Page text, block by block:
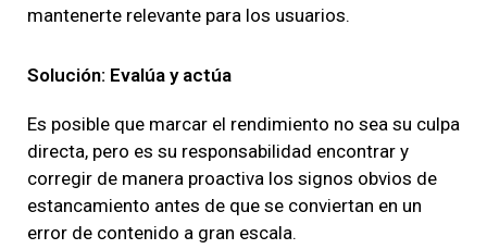
mantenerte relevante para los usuarios.
Solución: Evalúa y actúa
Es posible que marcar el rendimiento no sea su culpa
directa, pero es su responsabilidad encontrar y
corregir de manera proactiva los signos obvios de
estancamiento antes de que se conviertan en un
error de contenido a gran escala.